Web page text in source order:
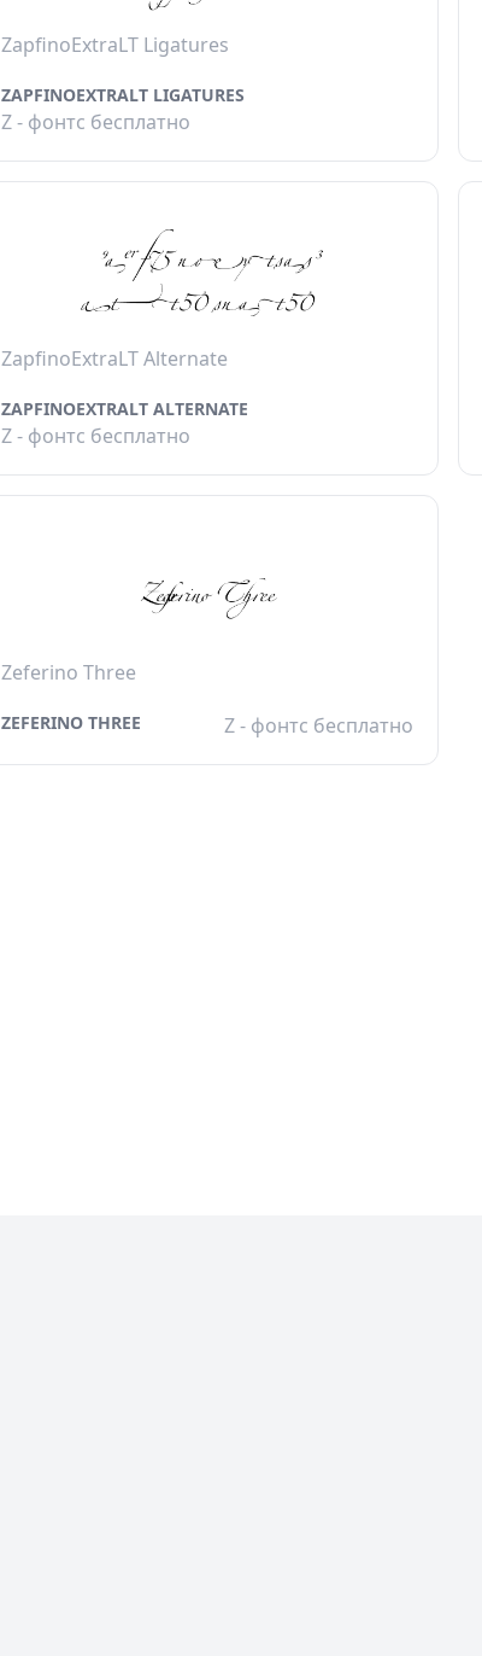
ZapfinoExtraLT Ligatures
ZAPFINOEXTRALT LIGATURES
Z - фонтс бесплатно
ZapfinoExtraLT Alternate
ZAPFINOEXTRALT ALTERNATE
Z - фонтс бесплатно
Zeferino Three
ZEFERINO THREE Z - фонтс бесплатно